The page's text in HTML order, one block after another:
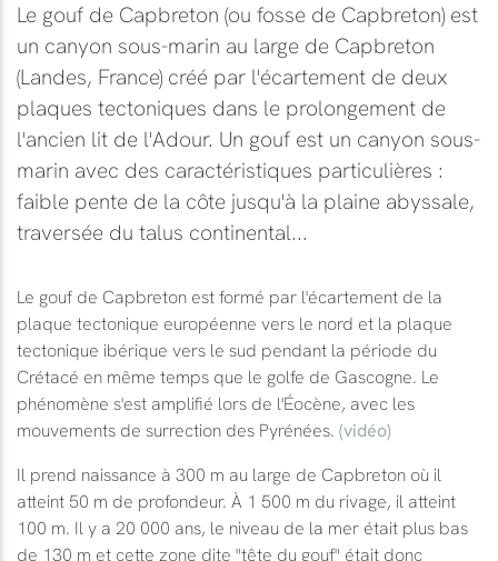
Le gouf de Capbreton (ou fosse de Capbreton) est
un canyon sous-marin au large de Capbreton
(Landes, France) créé par l'écartement de deux
plaques tectoniques dans le prolongement de
l'ancien lit de l'Adour. Un gouf est un canyon sous-
marin avec des caractéristiques particulières :
faible pente de la côte jusqu'à la plaine abyssale,
traversée du talus continental...
Le gouf de Capbreton est formé par l'écartement de la
plaque tectonique européenne vers le nord et la plaque
tectonique ibérique vers le sud pendant la période du
Crétacé en même temps que le golfe de Gascogne. Le
phénomène s'est amplifié lors de l'Éocène, avec les
mouvements de surrection des Pyrénées. (vidéo)
Il prend naissance à 300 m au large de Capbreton où il
atteint 50 m de profondeur. À 1 500 m du rivage, il atteint
100 m. Il y a 20 000 ans, le niveau de la mer était plus bas
de 130 m et cette zone dite "tête du gouf" était donc